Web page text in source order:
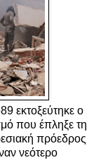
εκτοξεύτηκε ο
που έπληξε τη
πρόεδρος
νεότερο